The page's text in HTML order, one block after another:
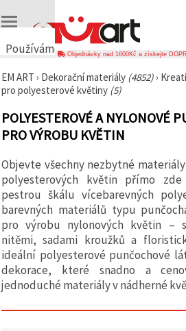
Používáme
🍪
Používáme
podobné
technologie,
abychom
správné
fungování
webu,
zlepšili vaše
při jeho
používání a
s vaším
souhlasem
analyzovali
návštěvnost
zobrazovali
obsah a
Objednávky nad 1600Kč a získejte
EM ART › Dekorační materiály (4852)›
pro polyesterové květiny (5)
POLYESTEROVÉ A NYLONOVÉ
PRO VÝROBU KVĚTIN
Objevte všechny nezbytné
polyesterových květin přímo
pestrou škálu vícebarevných
barevných materiálů typu
pro výrobu nylonových květin –
nitěmi, sadami kroužků a
ideální polyesterové punčochové
dekorace, které snadno a
jednoduché materiály v nádherné